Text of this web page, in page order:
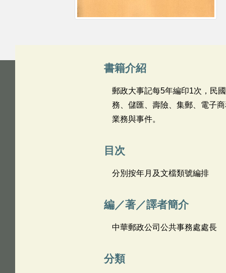
書籍介紹
郵政大事記每5年編印1次，民
務、儲匯、壽險、集郵、電子
業務與事件。
目次
分別按年月及文檔類號編排
編／著／譯者簡介
中華郵政公司公共事務處處長
分類